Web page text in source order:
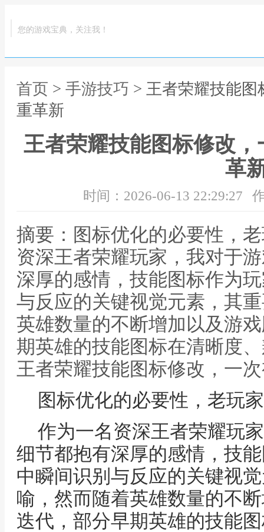
您的游戏宝典，关注我！
首页 > 手游技巧 > 王者荣耀技能
重革新
王者荣耀技能图标修改
革
时间：2026-06-13 22:29:27
摘要：图标优化的必要性，
资深王者荣耀玩家，我对于
深厚的感情，技能图标作为
与反应的关键视觉元素，其
英雄数量的不断增加以及游
期英雄的技能图标在清晰度
王者荣耀技能图标修改，一
图标优化的必要性，老玩
作为一名资深王者荣耀玩
细节都抱有深厚的感情，技
中瞬间识别与反应的关键视
喻，然而随着英雄数量的不
迭代，部分早期英雄的技能